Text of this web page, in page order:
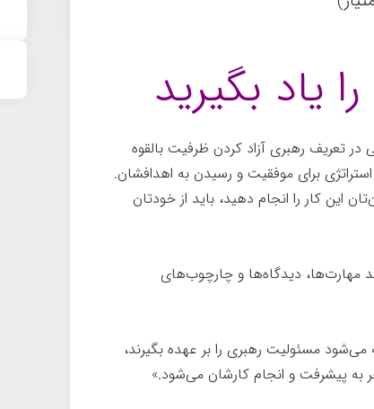
یاد بگیرید
تعریف رهبری آزاد کردن ظرفیت بالقوه
برای موفقیت و رسیدن به اهدافشان.
این کار را انجام دهید، باید از خودتان
مهارت‌ها، دیدگاه‌ها و چارچوب‌های
می‌شود مسئولیت رهبری را بر عهده بگیرند،
به پیشرفت و انجام کارشان می‌شود.»